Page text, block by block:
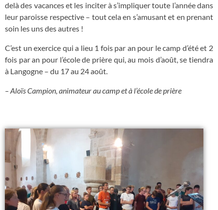
delà des vacances et les inciter à s’impliquer toute l’année dans
leur paroisse respective – tout cela en s’amusant et en prenant
soin les uns des autres !
C’est un exercice qui a lieu 1 fois par an pour le camp d’été et 2
fois par an pour l’école de prière qui, au mois d’août, se tiendra
à Langogne – du 17 au 24 août.
– Aloïs Campion, animateur au camp et à l’école de prière